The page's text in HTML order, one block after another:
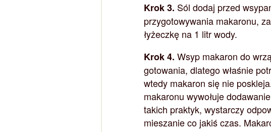
Krok 3. Sól dodaj przed
przygotowywania makaronu,
łyżeczkę na 1 litr wody.
Krok 4. Wsyp makaron do
gotowania, dlatego właśnie
wtedy makaron się nie
makaronu wywołuje
takich praktyk, wystarczy
mieszanie co jakiś czas.